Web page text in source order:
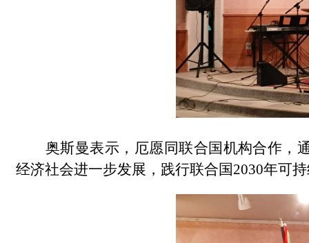
奥斯曼表示，厄愿同联合国机构合作，
经济社会进一步发展，践行联合国2030年可